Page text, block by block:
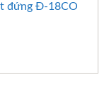
đứng Đ-18CO